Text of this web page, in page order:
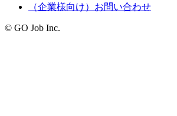
（企業様向け）お問い合わせ
© GO Job Inc.